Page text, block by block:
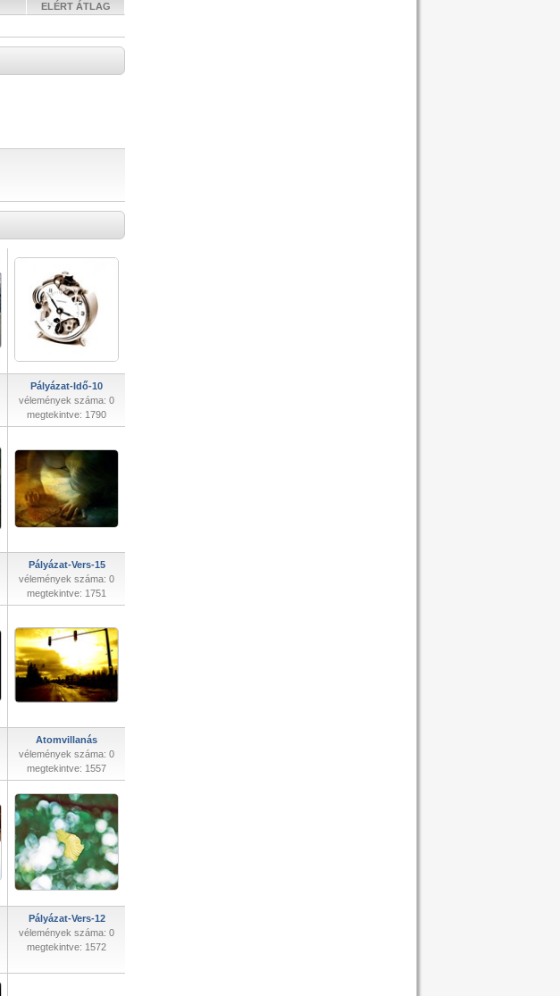
ELÉRT ÁTLAG
Pályázat-Idő-10
vélemények száma: 0
megtekintve: 1790
Pályázat-Vers-15
vélemények száma: 0
megtekintve: 1751
Atomvillanás
vélemények száma: 0
megtekintve: 1557
Pályázat-Vers-12
vélemények száma: 0
megtekintve: 1572